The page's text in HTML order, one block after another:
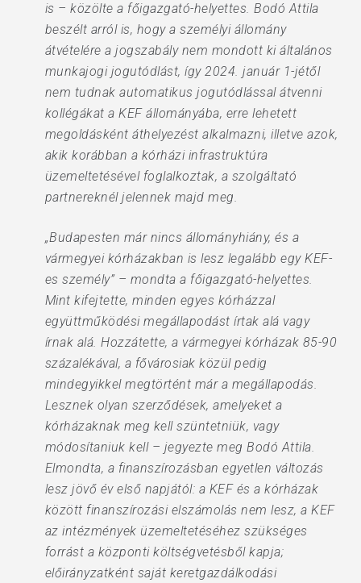
is – közölte a főigazgató-helyettes. Bodó Attila
beszélt arról is, hogy a személyi állomány
átvételére a jogszabály nem mondott ki általános
munkajogi jogutódlást, így 2024. január 1-jétől
nem tudnak automatikus jogutódlással átvenni
kollégákat a KEF állományába, erre lehetett
megoldásként áthelyezést alkalmazni, illetve azok,
akik korábban a kórházi infrastruktúra
üzemeltetésével foglalkoztak, a szolgáltató
partnereknél jelennek majd meg.
„Budapesten már nincs állományhiány, és a
vármegyei kórházakban is lesz legalább egy KEF-
es személy” – mondta a főigazgató-helyettes.
Mint kifejtette, minden egyes kórházzal
együttműködési megállapodást írtak alá vagy
írnak alá. Hozzátette, a vármegyei kórházak 85-90
százalékával, a fővárosiak közül pedig
mindegyikkel megtörtént már a megállapodás.
Lesznek olyan szerződések, amelyeket a
kórházaknak meg kell szüntetniük, vagy
módosítaniuk kell – jegyezte meg Bodó Attila.
Elmondta, a finanszírozásban egyetlen változás
lesz jövő év első napjától: a KEF és a kórházak
között finanszírozási elszámolás nem lesz, a KEF
az intézmények üzemeltetéséhez szükséges
forrást a központi költségvetésből kapja;
előirányzatként saját keretgazdálkodási